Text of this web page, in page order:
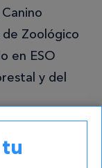
Zoológico
en ESO
y del